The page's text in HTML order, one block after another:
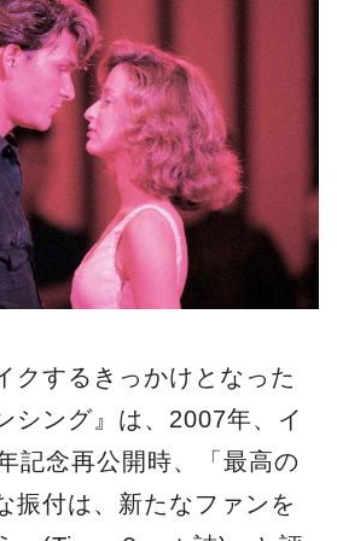
クするきっかけとなった
シング』は、2007年、イ
記念再公開時、「最高の
振付は、新たなファンを